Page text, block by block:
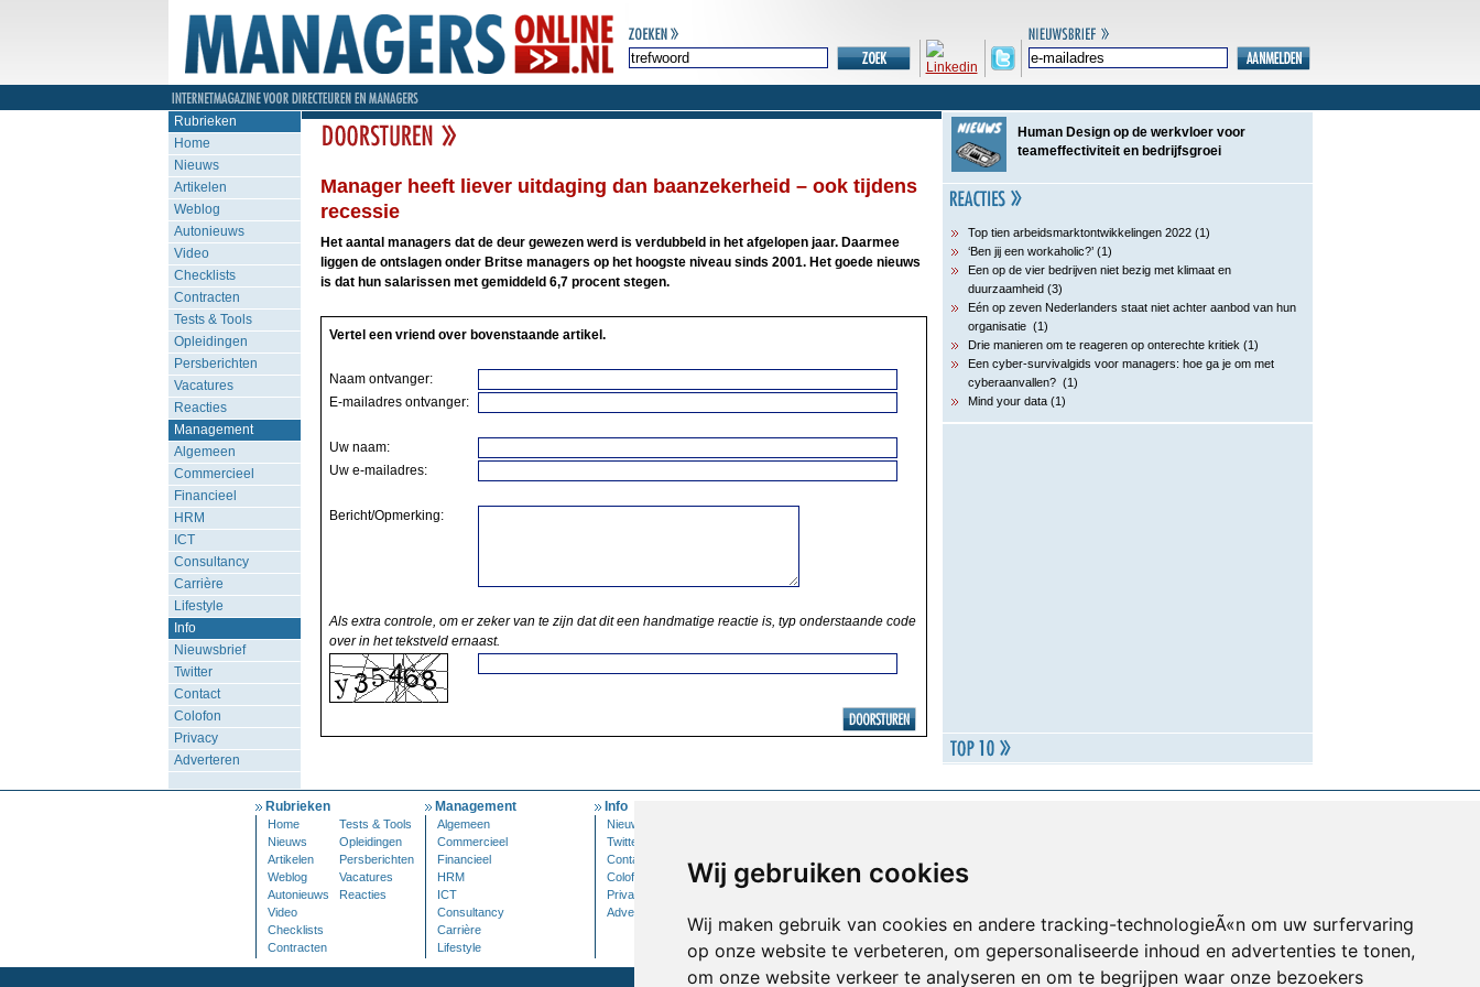
Wij gebruiken cookies
Wij maken gebruik van cookies en andere tracking-technologieÃ«n om uw surfervaring
op onze website te verbeteren, om gepersonaliseerde inhoud en advertenties te tonen,
om onze website verkeer te analyseren en om te begrijpen waar onze bezoekers
Rubrieken
Home
Nieuws
Artikelen
Weblog
Autonieuws
Video
Checklists
Contracten
Tests & Tools
Opleidingen
Persberichten
Vacatures
Reacties
Management
Algemeen
Commercieel
Financieel
HRM
ICT
Consultancy
Carrière
Lifestyle
Info
Nieuwsbrief
Twitter
Contact
Colofon
Privacy
Adverteren
Manager heeft liever uitdaging dan baanzekerheid – ook tijdens
recessie
Het aantal managers dat de deur gewezen werd is verdubbeld in het afgelopen jaar. Daarmee
liggen de ontslagen onder Britse managers op het hoogste niveau sinds 2001. Het goede nieuws
is dat hun salarissen met gemiddeld 6,7 procent stegen.
Vertel een vriend over bovenstaande artikel.
Naam ontvanger:
E-mailadres ontvanger:
Uw naam:
Uw e-mailadres:
Bericht/Opmerking:
Als extra controle, om er zeker van te zijn dat dit een handmatige reactie is, typ onderstaande code
over in het tekstveld ernaast.
Human Design op de werkvloer voor
teameffectiviteit en bedrijfsgroei
Top tien arbeidsmarktontwikkelingen 2022 (1)
‘Ben jij een workaholic?’ (1)
Een op de vier bedrijven niet bezig met klimaat en
duurzaamheid (3)
Eén op zeven Nederlanders staat niet achter aanbod van hun
organisatie (1)
Drie manieren om te reageren op onterechte kritiek (1)
Een cyber-survivalgids voor managers: hoe ga je om met
cyberaanvallen? (1)
Mind your data (1)
Rubrieken
Home
Tests & Tools
Nieuws
Opleidingen
Artikelen
Persberichten
Weblog
Vacatures
Autonieuws
Reacties
Video
Checklists
Contracten
Management
Algemeen
Commercieel
Financieel
HRM
ICT
Consultancy
Carrière
Lifestyle
Info
Nieuwsbrief
Twitter
Contact
Colofon
Privacy
Adverteren